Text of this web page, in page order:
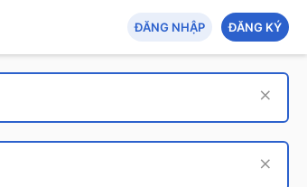
ĐĂNG NHẬP ĐĂNG KÝ